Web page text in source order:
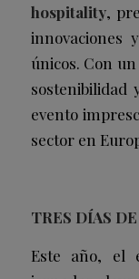
hospitality,
innovaciones
únicos. Con
evento
sector en
TRES DÍAS
Este año, el